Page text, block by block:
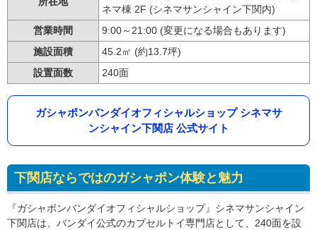
ネマ棟 2F (シネマサンシャイン下関内)
営業時間
9:00～21:00 (変更になる場合もあります)
施設面積
45.2㎡ (約13.7坪)
設置面数
240面
ガシャポンバンダイオフィシャルショップ シネマサ
ンシャイン下関店 公式サイト
下関店ならではのガシャポン体験と魅力
『ガシャポンバンダイオフィシャルショップ』シネマサンシャイン
下関店は、バンダイ公式のカプセルトイ専門店として、240面を設